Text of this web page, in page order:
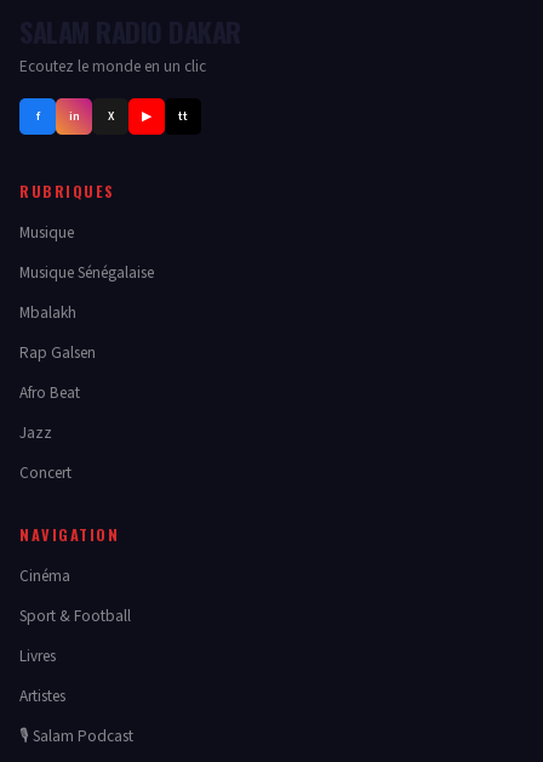
Ecoutez le monde en un clic
f in X ▶ tt
RUBRIQUES
Musique
Musique Sénégalaise
Mbalakh
Rap Galsen
Afro Beat
Jazz
Concert
NAVIGATION
Cinéma
Sport & Football
Livres
Artistes
🎙️ Salam Podcast